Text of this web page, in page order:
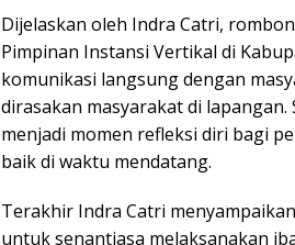
Dijelaskan oleh Indra Catri,
Pimpinan Instansi Vertikal di
komunikasi langsung dengan
dirasakan masyarakat di
menjadi momen refleksi diri bagi
baik di waktu mendatang.
Terakhir Indra Catri
untuk senantiasa melaksanakan